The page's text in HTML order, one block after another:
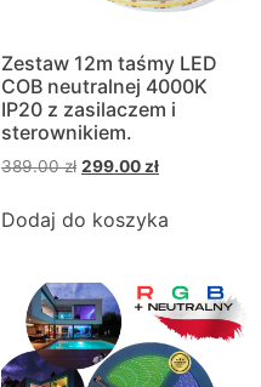
Zestaw 12m taśmy LED
COB neutralnej 4000K
IP20 z zasilaczem i
sterownikiem.
389.00zł 299.00 zł
Dodaj do koszyka